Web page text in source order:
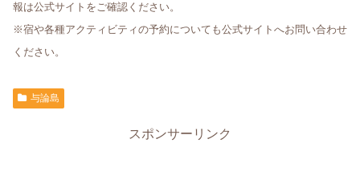
報は公式サイトをご確認ください。
※宿や各種アクティビティの予約についても公式サイトへお問い合わせ
ください。
与論島
スポンサーリンク